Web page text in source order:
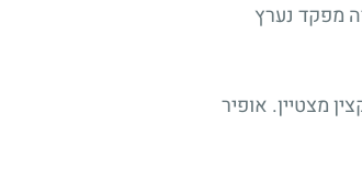
מפקד נערץ
מצטיין. אופיר